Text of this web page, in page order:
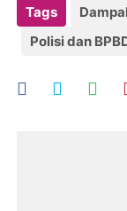
Tags
Polisi dan